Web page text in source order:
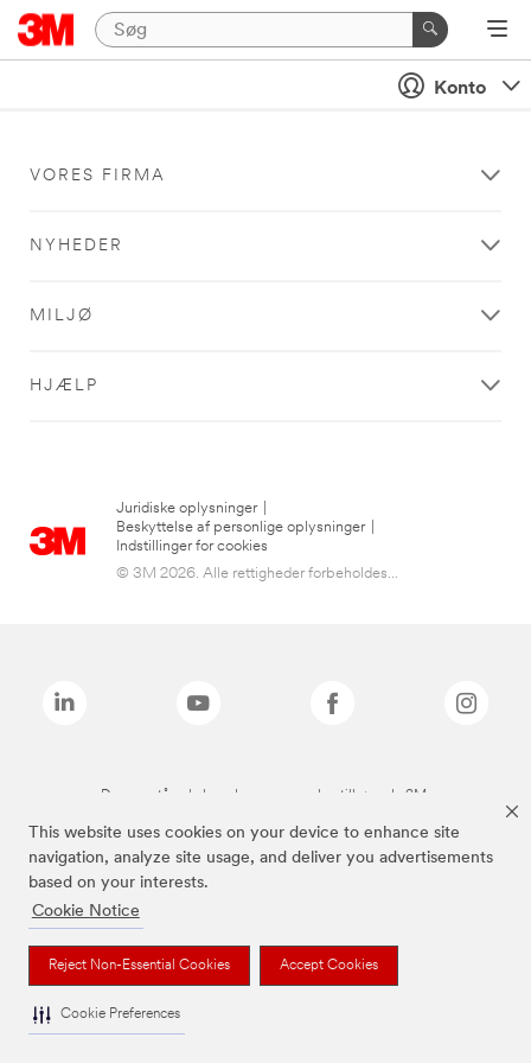
This website uses cookies on your device to enhance site
navigation, analyze site usage, and deliver you advertisements
based on your interests.
Cookie Notice
Reject Non-Essential Cookies Accept Cookies
Cookie Preferences
Konto
VORES FIRMA
NYHEDER
MILJØ
HJÆLP
Juridiske oplysninger
Beskyttelse af personlige oplysninger
Indstillinger for cookies
© 3M 2026. Alle rettigheder forbeholdes...
De ovenstående brands er varemærker tilhørende 3M.